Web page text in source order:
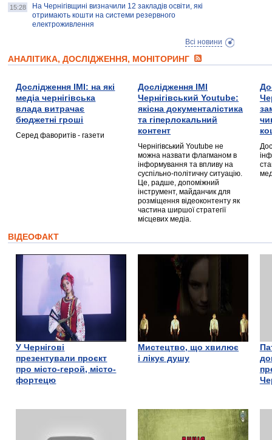
15:28
На Чернігівщині визначили 12 закладів освіти, які
отримають кошти на системи резервного
електроживлення
Всі новини
АНАЛІТИКА, ДОСЛІДЖЕННЯ, МОНІТОРИНГ
Дослідження ІМІ: на які
медіа чернігівська
влада витрачає
бюджетні гроші
Серед фаворитів - газети
Дослідження ІМІ
Чернігівський Youtube:
якісна документалістика
та гіперлокальний
контент
Чернігівський Youtube не
можна назвати флагманом в
інформування та впливу на
суспільно-політичну ситуацію.
Це, радше, допоміжний
інструмент, майданчик для
розміщення відеоконтенту як
частина ширшої стратегії
місцевих медіа.
ВІДЕОФАКТ
У Чернігові
презентували проєкт
про місто-герой, місто-
фортецю
Мистецтво, що хвилює
і лікує душу